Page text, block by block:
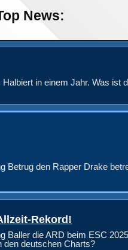
News:
in einem Jahr. Was ist
Betrug den Rapper Drake
Rekord!
Baller die ARD beim ESC
den deutschen Charts?